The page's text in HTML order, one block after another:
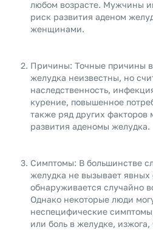
любом возрасте. Мужчины
риск развития аденом
женщинами.
Причины: Точные причины
желудка неизвестны, но
наследственность,
курение, повышенное
также ряд других факторов
развития аденомы желудка.
Симптомы: В большинстве
желудка не вызывает явных
обнаруживается случайно
Однако некоторые люди
неспецифические
или боль в желудке,